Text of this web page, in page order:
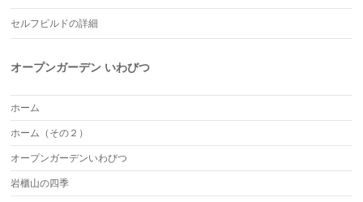
セルフビルドの詳細
オープンガーデン いわびつ
ホーム
ホーム（その２）
オープンガーデンいわびつ
岩櫃山の四季